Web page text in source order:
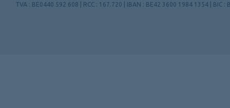
TVA : BE0440 592 608 | RCC : 167.720 | IBAN : BE42 3600 1984 1354 | BIC :